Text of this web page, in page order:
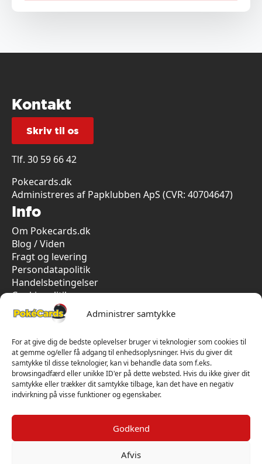
Administrer samtykke
For at give dig de bedste oplevelser bruger vi teknologier som cookies til
at gemme og/eller få adgang til enhedsoplysninger. Hvis du giver dit
samtykke til disse teknologier, kan vi behandle data som f.eks.
browsingadfærd eller unikke ID'er på dette websted. Hvis du ikke giver dit
samtykke eller trækker dit samtykke tilbage, kan det have en negativ
indvirkning på visse funktioner og egenskaber.
Godkend
Afvis
Kontakt
Skriv til os
Tlf. 30 59 66 42
Pokecards.dk
Administreres af Papklubben ApS (CVR: 40704647)
Info
Om Pokecards.dk
Blog / Viden
Fragt og levering
Persondatapolitik
Handelsbetingelser
Cookiepolitik
Vi har kun 5-stjernet anmeldelser på Trustpilot